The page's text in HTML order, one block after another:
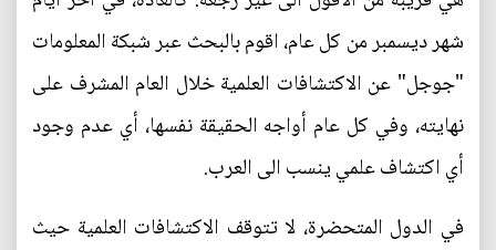
شهر ديسمبر من كل عام، اقوم بالبحث عبر شبكة المعلومات
"جوجل" عن الاكتشافات العلمية خلال العام المشرف على
نهايته، وفي كل عام أواجه الحقيقة نفسها، أي عدم وجود
أي اكتشاف علمي ينسب الى العرب.
في الدول المتحضرة، لا تتوقف الاكتشافات العلمية حيث